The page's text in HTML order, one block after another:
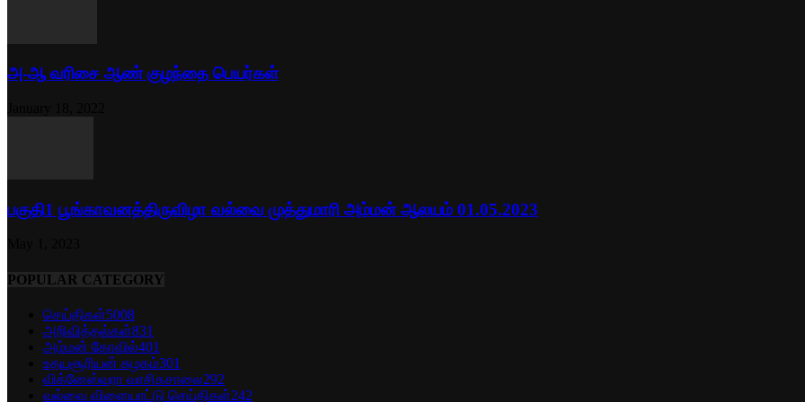
அ-ஆ வரிசை ஆண் குழந்தை பெயர்கள்
பகுதி1 பூங்காவனத்திருவிழா வல்வை முத்துமாரி அம்மன் ஆலயம் 01.05.2023
POPULAR CATEGORY
செய்திகள்5008
அறிவித்தல்கள்831
அம்மன் கோவில்401
உதயசூரியன் கழகம்301
விக்னேஸ்வரா வாசிகசாலை292
வல்வை விளையாட்டு செய்திகள்242